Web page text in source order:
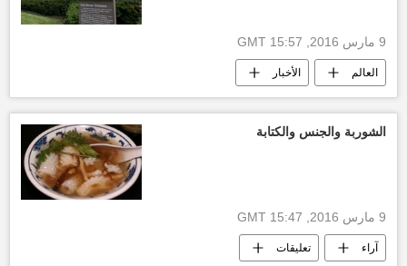
9 مارس 2016, 15:57 GMT
العالم الأخبار
الولايات المتحدة الأمريكية
الشوربة والجنس والكتابة
9 مارس 2016, 15:47 GMT
آراء تعليقات